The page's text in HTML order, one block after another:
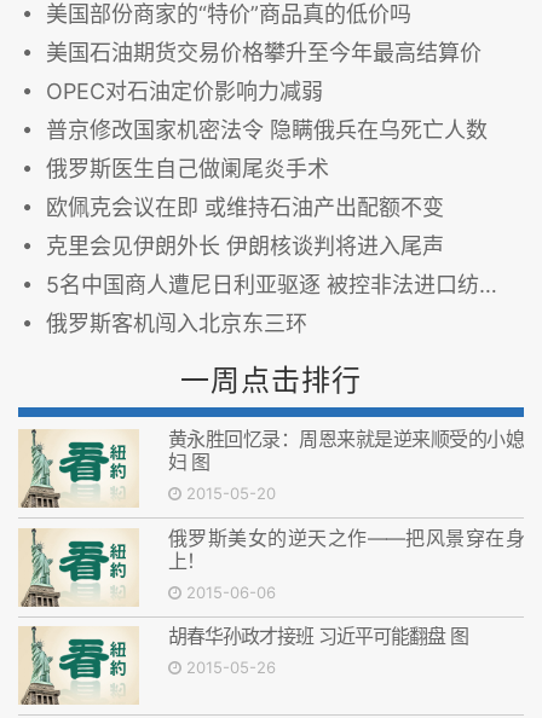
美国部份商家的“特价”商品真的低价吗
美国石油期货交易价格攀升至今年最高结算价
OPEC对石油定价影响力减弱
普京修改国家机密法令 隐瞒俄兵在乌死亡人数
俄罗斯医生自己做阑尾炎手术
欧佩克会议在即 或维持石油产出配额不变
克里会见伊朗外长 伊朗核谈判将进入尾声
5名中国商人遭尼日利亚驱逐 被控非法进口纺织品
俄罗斯客机闯入北京东三环
一周点击排行
黄永胜回忆录：周恩来就是逆来顺受的小媳
妇 图
2015-05-20
俄罗斯美女的逆天之作——把风景穿在身
上！
2015-06-06
胡春华孙政才接班 习近平可能翻盘 图
2015-05-26